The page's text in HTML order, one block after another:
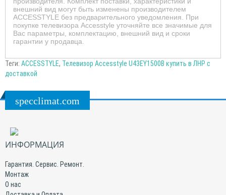
внешний вид могут быть изменены производителем
ACCESSTYLE без предварительного уведомления. При
покупке телевизора Accesstyle уточняйте все значимые для
Вас параметры, комплектацию, внешний вид и сроки
гарантии у продавца.
Теги: ACCESSTYLE, Телевизор Accesstyle U43EY1500B купить в ЛНР с
доставкой
specclimat.com
ИНФОРМАЦИЯ
Гарантия. Сервис. Ремонт.
Монтаж
О нас